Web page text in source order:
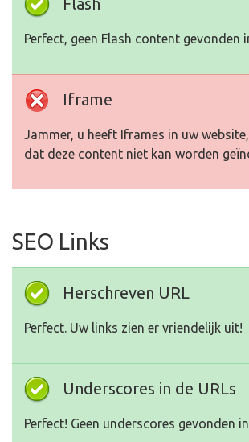
Perfect, geen Flash content gevonden
Iframe
Jammer, u heeft Iframes in uw
dat deze content niet kan worden
SEO Links
Herschreven URL
Perfect. Uw links zien er vriendelijk uit!
Underscores in de URLs
Perfect! Geen underscores gevonden